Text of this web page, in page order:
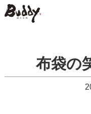
布袋の